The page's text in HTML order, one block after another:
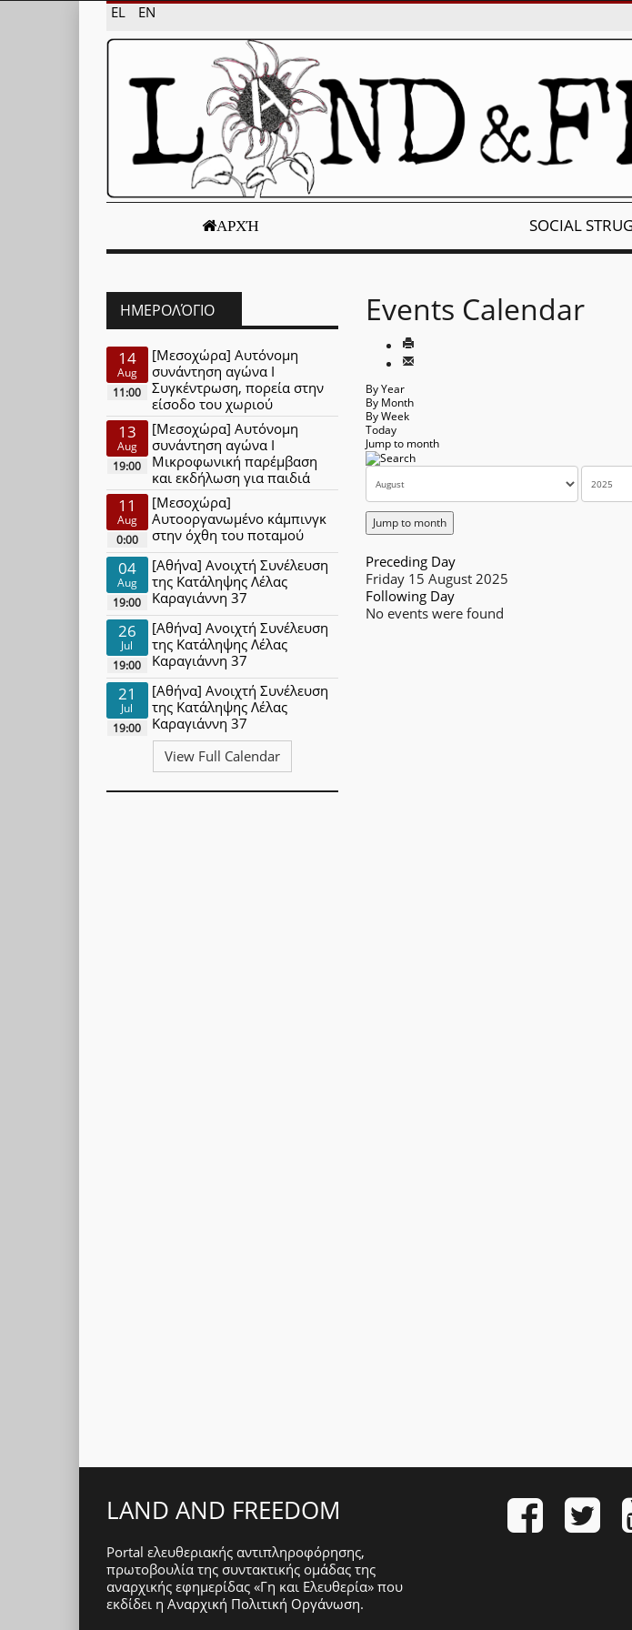
EL EN
ΑΡΧΉ SOCIAL
Events Calendar
By Year
By Month
By Week
Today
Jump to month
Jump to month
Preceding Day
Friday 15 August 2025
Following Day
No events were found
ΗΜΕΡΟΛΌΓΙΟ
14
Aug
11:00
[Μεσοχώρα] Αυτόνομη
συνάντηση αγώνα Ι
Συγκέντρωση, πορεία στην
είσοδο του χωριού
13
Aug
19:00
[Μεσοχώρα] Αυτόνομη
συνάντηση αγώνα Ι
Μικροφωνική παρέμβαση
και εκδήλωση για παιδιά
11
Aug
0:00
[Μεσοχώρα]
Αυτοοργανωμένο κάμπινγκ
στην όχθη του ποταμού
04
Aug
19:00
[Αθήνα] Ανοιχτή Συνέλευση
της Κατάληψης Λέλας
Καραγιάννη 37
26
Jul
19:00
[Αθήνα] Ανοιχτή Συνέλευση
της Κατάληψης Λέλας
Καραγιάννη 37
21
Jul
19:00
[Αθήνα] Ανοιχτή Συνέλευση
της Κατάληψης Λέλας
Καραγιάννη 37
View Full Calendar
LAND AND FREEDOM
Portal ελευθεριακής αντιπληροφόρησης,
πρωτοβουλία της συντακτικής ομάδας της
αναρχικής εφημερίδας «Γη και Ελευθερία» που
εκδίδει η Αναρχική Πολιτική Οργάνωση.